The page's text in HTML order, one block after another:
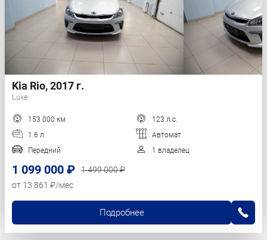
Kia Rio, 2017 г.
Luxe
153 000 км
123 л.с.
1.6 л.
Автомат
Передний
1 владелец
1 099 000 ₽
1 499 000 ₽
от 13 861 ₽/мес
Подробнее